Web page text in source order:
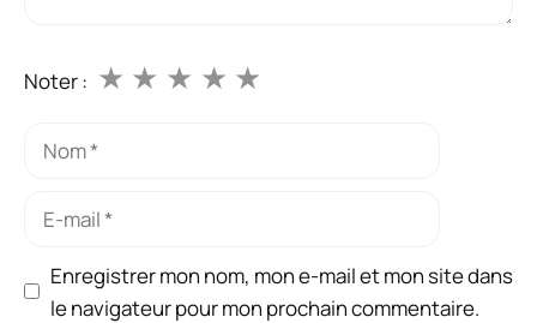
Noter : ★
★
★
★
★
Nom
Enregistrer mon nom, mon e-mail et mon site dans
le navigateur pour mon prochain commentaire.